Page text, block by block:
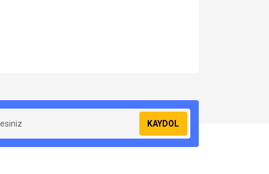
KAYDOL